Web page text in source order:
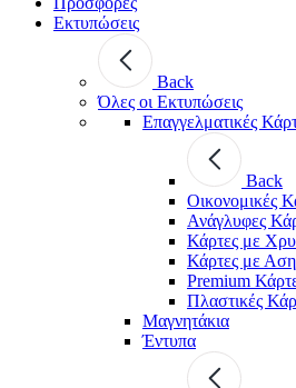
Εκτυπώσεις
Back
Όλες οι Εκτυπώσεις
Επαγγελματικές
Back
Οικονομικές
Ανάγλυφες
Κάρτες με
Κάρτες με
Premium
Πλαστικές
Μαγνητάκια
Έντυπα